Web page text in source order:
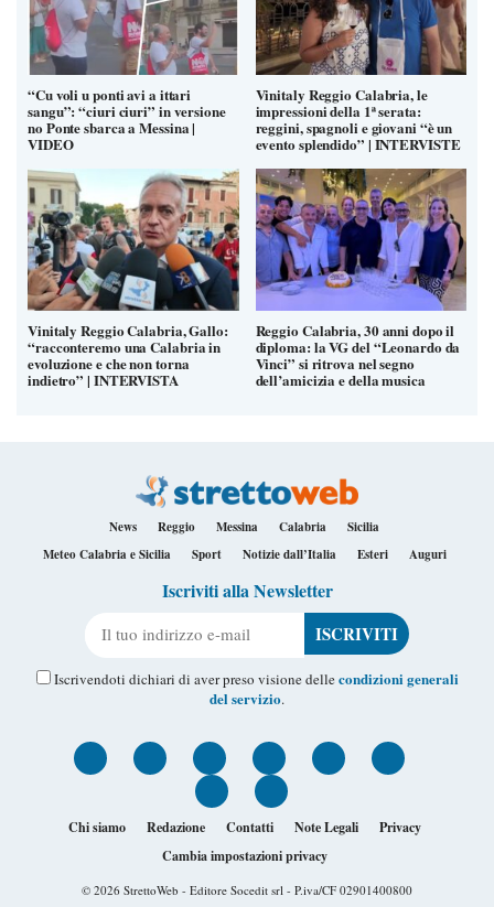
“Cu voli u ponti avi a ittari
sangu”: “ciuri ciuri” in versione
no Ponte sbarca a Messina |
VIDEO
Vinitaly Reggio Calabria, le
impressioni della 1ª serata:
reggini, spagnoli e giovani “è un
evento splendido” | INTERVISTE
Vinitaly Reggio Calabria, Gallo:
“racconteremo una Calabria in
evoluzione e che non torna
indietro” | INTERVISTA
Reggio Calabria, 30 anni dopo il
diploma: la VG del “Leonardo da
Vinci” si ritrova nel segno
dell’amicizia e della musica
News Reggio Messina Calabria
Sicilia
Meteo Calabria e Sicilia
Sport Notizie dall’Italia Esteri Auguri
Iscriviti alla Newsletter
Iscrivendoti dichiari di aver preso visione dellecondizioni generali
del servizio.
Chi siamo Redazione Contatti Note Legali
Privacy
Cambia impostazioni privacy
© 2026 StrettoWeb - Editore Socedit srl - P.iva/CF 02901400800